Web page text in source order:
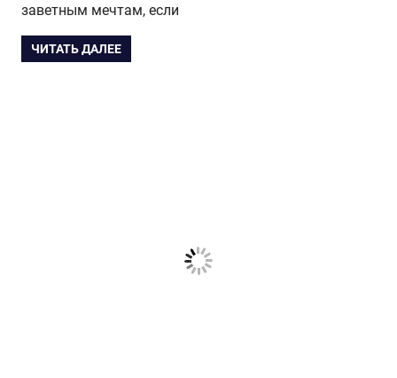
заветным мечтам, если
ЧИТАТЬ ДАЛЕЕ